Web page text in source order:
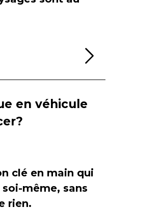
en véhicule
clé en main qui
même, sans
rien.